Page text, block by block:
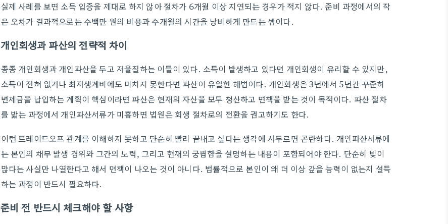
실제 사례를 보면 소득 입증을 제대로 하지 않아 절차가 6개월 이상 지연되는 경우가 적지 않다. 준비 과정에서의 작
은 오차가 결과적으로는 수백만 원의 비용과 수개월의 시간을 낭비하게 만드는 셈이다.
개인회생과 파산의 전략적 차이
종종 개인회생과 개인파산을 두고 저울질하는 이들이 있다. 소득이 발생하고 있다면 개인회생이 유리할 수 있지만,
소득이 전혀 없거나 최저생계비에도 미치지 못한다면 파산이 유일한 해법이다. 개인회생은 3년에서 5년간 꾸준히
변제금을 납입하는 계획이 핵심이라면 파산은 현재의 자산을 모두 청산하고 면책을 받는 것이 목적이다. 파산 절차
를 밟는 과정에서 개인파산서류가 미흡하면 법원은 회생 절차로의 전환을 권고하기도 한다.
이런 트레이드오프 관계를 이해하지 못하고 단순히 빨리 끝내고 싶다는 생각에 서두르면 곤란하다. 개인파산서류에
는 본인의 채무 발생 경위와 그간의 노력, 그리고 현재의 궁핍함을 설명하는 내용이 포함되어야 한다. 단순히 빚이
많다는 사실만 나열한다고 해서 면책이 나오는 것이 아니다. 법률적으로 본인이 왜 더 이상 갚을 능력이 없는지 설득
하는 과정이 반드시 필요하다.
준비 전 반드시 체크해야 할 사항